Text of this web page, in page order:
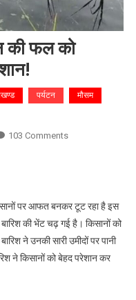
की फल को
पर्यटन
मौसम
103 CommentsOn
धन
की
फल
को
पर आफत बनकर टूट रहा है इस
की भेंट चढ़ गई है। किसानों को
ने उनकी सारी उमीदों पर पानी
ने किसानों को बेहद परेशान कर